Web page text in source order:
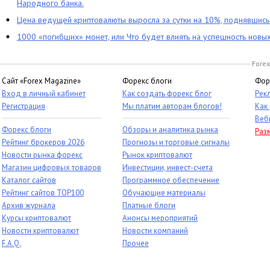
Народного банка.
Цена ведущей криптовалюты выросла за сутки на 10%,
1000 «погибших» монет, или Что будет влиять на успешность
Сайт «Forex Magazine»
Вход в личный кабинет
Регистрация
Форекс блоги
Рейтинг брокеров 2026
Новости рынка форекс
Магазин цифровых товаров
Каталог сайтов
Рейтинг сайтов TOP100
Архив журнала
Курсы криптовалют
Новости криптовалют
F.A.Q.
Форекс блоги
Как создать форекс блог
Мы платим авторам блогов!
Обзоры и аналитика рынка
Прогнозы и торговые сигналы
Рынок криптовалют
Инвестиции, инвест-счета
Программное обеспечение
Обучающие материалы
Платные блоги
Анонсы мероприятий
Новости компаний
Прочее
Как